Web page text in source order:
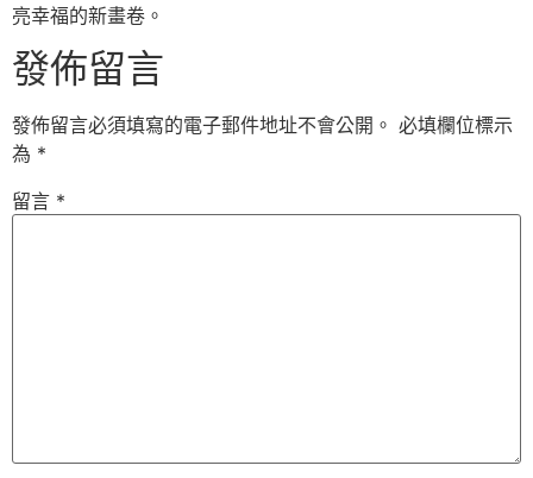
亮幸福的新畫卷。
發佈留言
發佈留言必須填寫的電子郵件地址不會公開。 必填欄位標示
為 *
留言 *